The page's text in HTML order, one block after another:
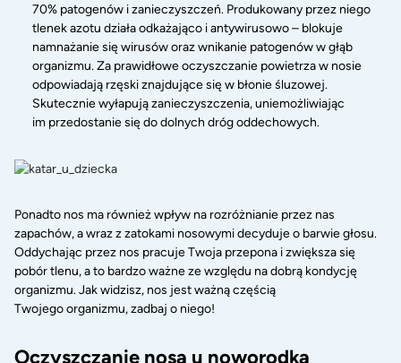
70% patogenów i zanieczyszczeń. Produkowany przez niego
tlenek azotu działa odkażająco i antywirusowo – blokuje
namnażanie się wirusów oraz wnikanie patogenów w głąb
organizmu. Za prawidłowe oczyszczanie powietrza w nosie
odpowiadają rzęski znajdujące się w błonie śluzowej.
Skutecznie wyłapują zanieczyszczenia, uniemożliwiając
im przedostanie się do dolnych dróg oddechowych.
Ponadto nos ma również wpływ na rozróżnianie przez nas
zapachów, a wraz z zatokami nosowymi decyduje o barwie głosu.
Oddychając przez nos pracuje Twoja przepona i zwiększa się
pobór tlenu, a to bardzo ważne ze względu na dobrą kondycję
organizmu. Jak widzisz, nos jest ważną częścią
Twojego organizmu, zadbaj o niego!
Oczyszczanie nosa u noworodka